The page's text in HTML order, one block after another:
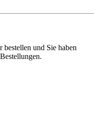
und Sie haben